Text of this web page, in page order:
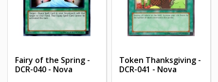
Fairy of the Spring -
DCR-040 - Nova
Token Thanksgiving -
DCR-041 - Nova